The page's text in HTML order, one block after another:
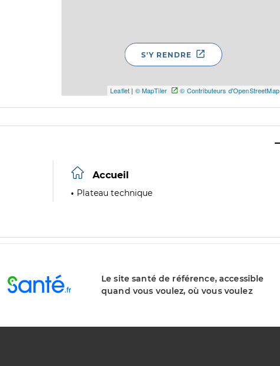
Leaflet | © MapTiler © Contributeurs d'OpenStreetMap
S'Y RENDRE
Accueil
Plateau technique
Le site santé de référence, accessible
quand vous voulez, où vous voulez